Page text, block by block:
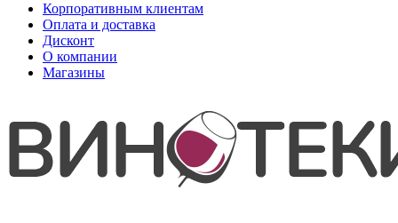
Корпоративным клиентам
Оплата и доставка
Дисконт
О компании
Магазины